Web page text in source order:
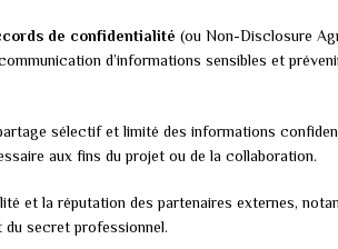
de confidentialité (ou Non-Disclosure
d’informations sensibles et
sélectif et limité des informations
aux fins du projet ou de la collaboration.
et la réputation des partenaires externes,
secret professionnel.